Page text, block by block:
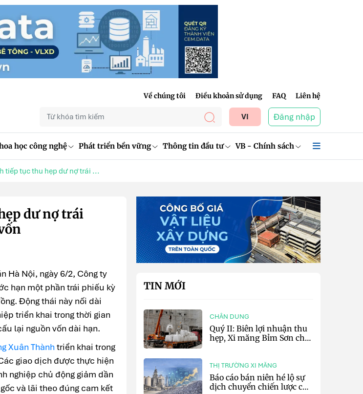
Về chúng tôi Điều khoản sử dụng FAQ Liên hệ
VI Đăng nhập
học công nghệ Phát triển bền vững Thông tin đầu tư VB - Chính sách
tiếp tục thu hẹp dư nợ trái ...
dư nợ trái
Hà Nội, ngày 6/2, Công ty
hạn một phần trái phiếu kỳ
Động thái này nối dài
triển khai trong thời gian
lại nguồn vốn dài hạn.
Xuân Thành triển khai trong
giao dịch được thực hiện
nghiệp chủ động giảm dần
và lãi theo đúng cam kết
TIN MỚI
CHÂN DUNG
Quý II: Biên lợi nhuận thu
hẹp, Xi măng Bỉm Sơn chỉ
THỊ TRƯỜNG XI MĂNG
Báo cáo bán niên hé lộ sự
dịch chuyển chiến lược của